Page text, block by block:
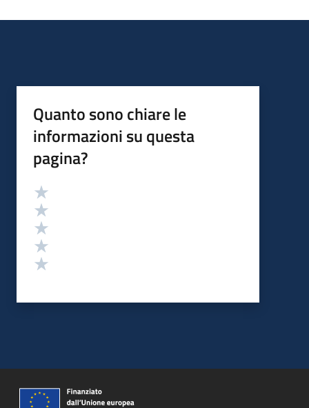
Quanto sono chiare le
informazioni su questa
pagina?
Valutazione